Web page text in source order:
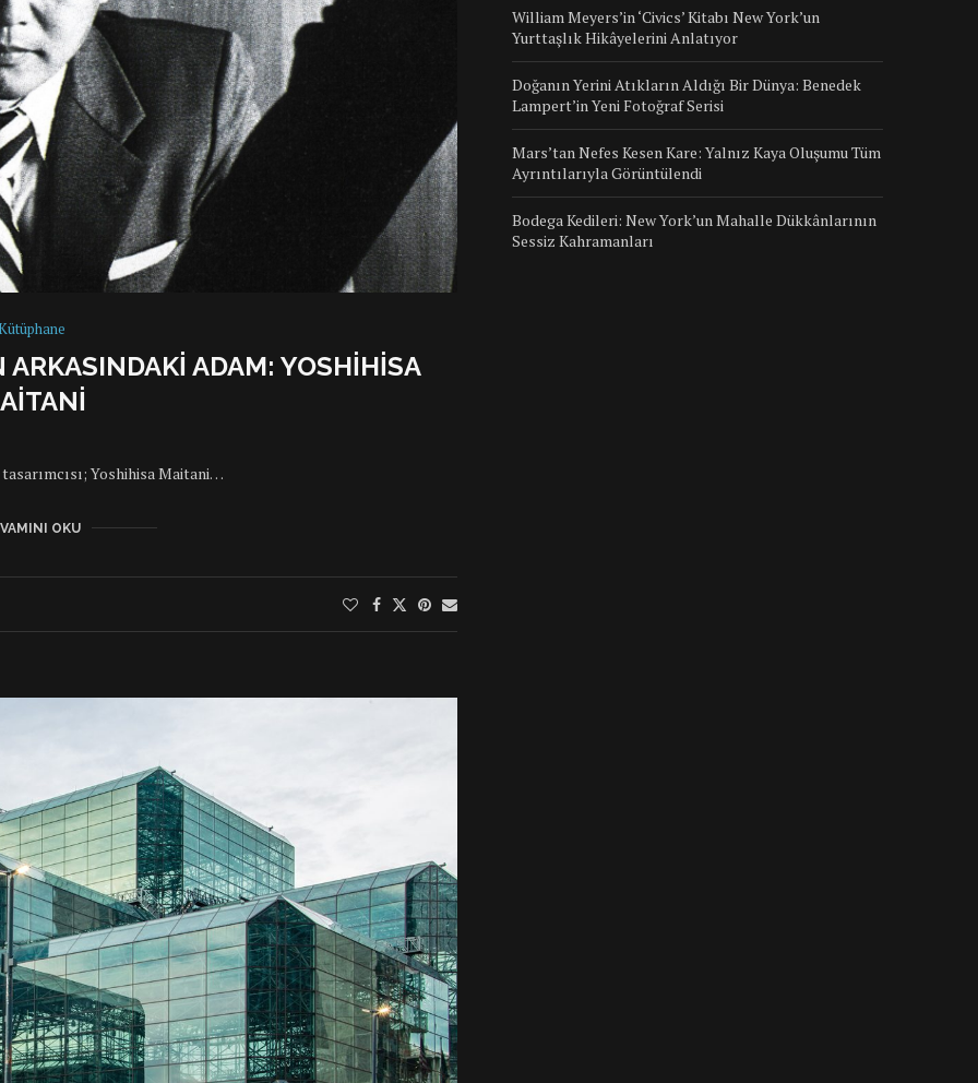
ADAM: YOSHIHISA
Yoshihisa Maitani…
OKU
William Meyers’in ‘Civics’ Kitabı New York’un
Yurttaşlık Hikâyelerini Anlatıyor
Doğanın Yerini Atıkların Aldığı Bir Dünya: Benedek
Lampert’in Yeni Fotoğraf Serisi
Mars’tan Nefes Kesen Kare: Yalnız Kaya Oluşumu Tüm
Ayrıntılarıyla Görüntülendi
Bodega Kedileri: New York’un Mahalle Dükkânlarının
Sessiz Kahramanları